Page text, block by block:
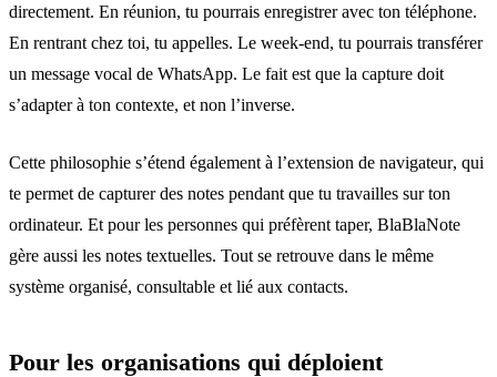
directement. En réunion, tu pourrais enregistrer avec ton téléphone.
En rentrant chez toi, tu appelles. Le week-end, tu pourrais transférer
un message vocal de WhatsApp. Le fait est que la capture doit
s’adapter à ton contexte, et non l’inverse.
Cette philosophie s’étend également à l’extension de navigateur, qui
te permet de capturer des notes pendant que tu travailles sur ton
ordinateur. Et pour les personnes qui préfèrent taper, BlaBlaNote
gère aussi les notes textuelles. Tout se retrouve dans le même
système organisé, consultable et lié aux contacts.
Pour les organisations qui déploient